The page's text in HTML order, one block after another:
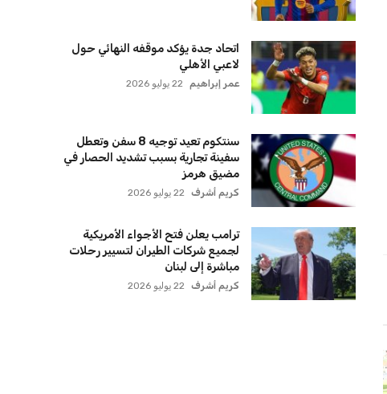
اتحاد جدة يؤكد موقفه النهائي حول
لاعبي الأهلي
عمر إبراهيم 22 يوليو 2026
سنتكوم تعيد توجيه 8 سفن وتعطل
سفينة تجارية بسبب تشديد الحصار في
مضيق هرمز
كريم أشرف 22 يوليو 2026
ترامب يعلن فتح الأجواء الأمريكية
لجميع شركات الطيران لتسيير رحلات
مباشرة إلى لبنان
كريم أشرف 22 يوليو 2026